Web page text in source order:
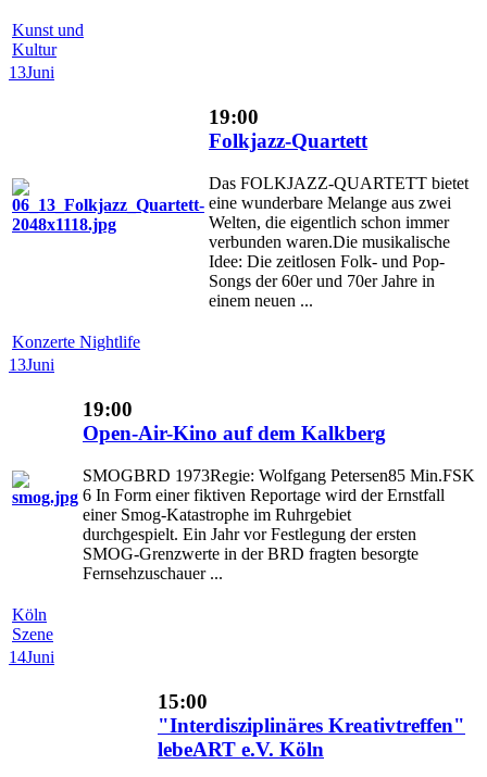
Kunst und
Kultur
13Juni
19:00
Folkjazz-Quartett
Das FOLKJAZZ-QUARTETT bietet
eine wunderbare Melange aus zwei
Welten, die eigentlich schon immer
verbunden waren.Die musikalische
Idee: Die zeitlosen Folk- und Pop-
Songs der 60er und 70er Jahre in
einem neuen ...
Konzerte Nightlife
13Juni
19:00
Open-Air-Kino auf dem Kalkberg
SMOGBRD 1973Regie: Wolfgang Petersen85 Min.FSK
6 In Form einer fiktiven Reportage wird der Ernstfall
einer Smog-Katastrophe im Ruhrgebiet
durchgespielt. Ein Jahr vor Festlegung der ersten
SMOG-Grenzwerte in der BRD fragten besorgte
Fernsehzuschauer ...
Köln
Szene
14Juni
15:00
"Interdisziplinäres Kreativtreffen"
lebeART e.V. Köln